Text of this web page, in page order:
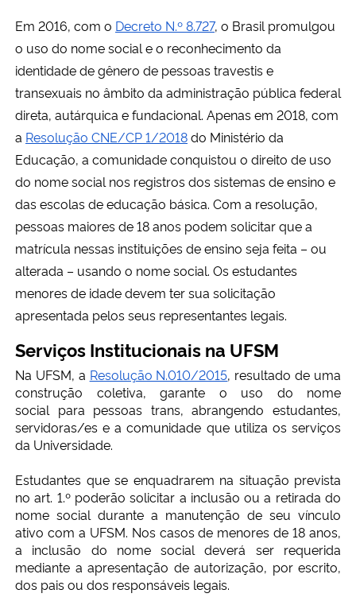
Banco Central do Brasil
Planalto
Em 2016, com o Decreto N.º 8.727, o Brasil promulgou
o uso do nome social e o reconhecimento da
identidade de gênero de pessoas travestis e
transexuais no âmbito da administração pública federal
direta, autárquica e fundacional. Apenas em 2018, com
a Resolução CNE/CP 1/2018do Ministério da
Educação, a comunidade conquistou o direito de uso
do nome social nos registros dos sistemas de ensino e
das escolas de educação básica. Com a resolução,
pessoas maiores de 18 anos podem solicitar que a
matrícula nessas instituições de ensino seja feita – ou
alterada – usando o nome social. Os estudantes
menores de idade devem ter sua solicitação
apresentada pelos seus representantes legais.
Serviços Institucionais na UFSM
Na UFSM, a Resolução N.010/2015, resultado de uma
construção coletiva, garante o uso do nome
social para pessoas trans, abrangendo estudantes,
servidoras/es e a comunidade que utiliza os serviços
da Universidade.
Estudantes que se enquadrarem na situação prevista
no art. 1.º poderão solicitar a inclusão ou a retirada do
nome social durante a manutenção de seu vínculo
ativo com a UFSM. Nos casos de menores de 18 anos,
a inclusão do nome social deverá ser requerida
mediante a apresentação de autorização, por escrito,
dos pais ou dos responsáveis legais.